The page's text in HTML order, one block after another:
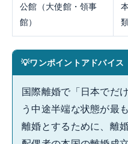
公館（大使館・領事
館）
ワンポイントアドバイス
国際離婚で「日本でだ
う中途半端な状態が最
離婚とするために、離